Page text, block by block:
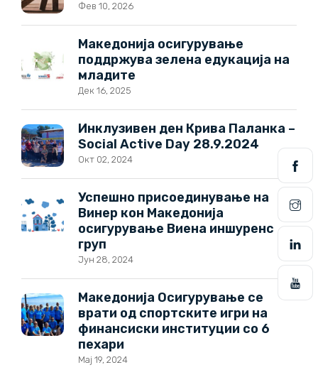
Фев 10, 2026
Македонија осигурување
поддржува зелена едукација на
младите
Дек 16, 2025
Инклузивен ден Крива Паланка –
Social Active Day 28.9.2024
Окт 02, 2024
Успешно присоединување на
Винер кон Македонија
осигурување Виена иншуренс
груп
Јун 28, 2024
Македонија Осигурување се
врати од спортските игри на
финансиски институции со 6
пехари
Мај 19, 2024